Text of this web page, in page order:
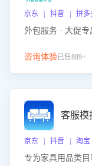
京东 | 抖音 | 拼
外包服务 · 大促专
咨询体验已售889+
客服模
京东 | 抖音 | 淘宝
专为家具用品类